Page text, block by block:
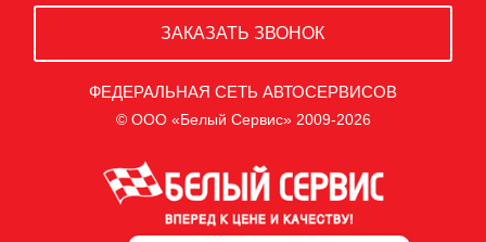
ЗАКАЗАТЬ ЗВОНОК
ФЕДЕРАЛЬНАЯ СЕТЬ АВТОСЕРВИСОВ
© ООО «Белый Сервис» 2009-2026